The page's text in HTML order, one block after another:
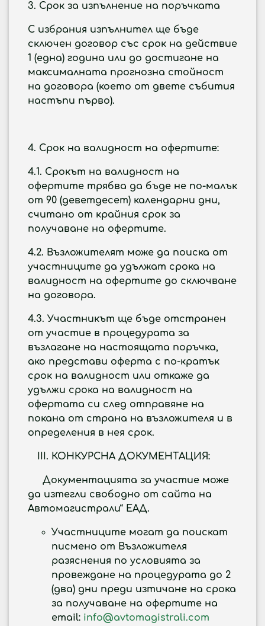
3. Срок за изпълнение на поръчката
С избрания изпълнител ще бъде
сключен договор със срок на действие
1 (една) година или до достигане на
максималната прогнозна стойност
на договора (което от двете събития
настъпи първо).
4. Срок на валидност на офертите:
4.1. Срокът на валидност на
офертите трябва да бъде не по-малък
от 90 (деветдесет) календарни дни,
считано от крайния срок за
получаване на офертите.
4.2. Възложителят може да поиска от
участниците да удължат срока на
валидност на офертите до сключване
на договора.
4.3. Участникът ще бъде отстранен
от участие в процедурата за
възлагане на настоящата поръчка,
ако представи оферта с по-кратък
срок на валидност или откаже да
удължи срока на валидност на
офертата си след отправяне на
покана от страна на възложителя и в
определения в нея срок.
КОНКУРСНА ДОКУМЕНТАЦИЯ:
Документацията за участие може
да изтегли свободно от сайта на
Автомагистрали“ ЕАД.
Участниците могат да поискат
писмено от Възложителя
разяснения по условията за
провеждане на процедурата до 2
(два) дни преди изтичане на срока
за получаване на офертите на
email: info@avtomagistrali.com